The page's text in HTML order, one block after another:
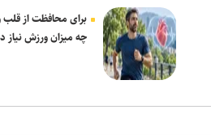
برای محافظت از قلب
چه میزان ورزش نیاز